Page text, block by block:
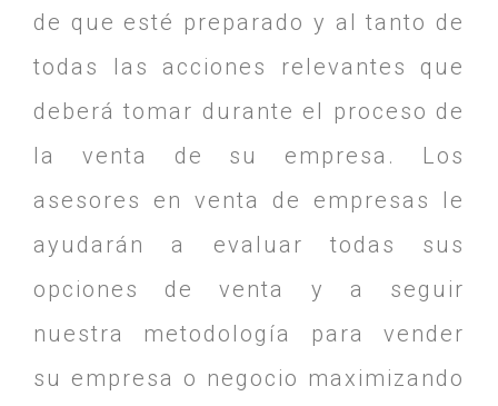
de que esté preparado y al tanto de
todas las acciones relevantes que
deberá tomar durante el proceso de
la venta de su empresa. Los
asesores en venta de empresas le
ayudarán a evaluar todas sus
opciones de venta y a seguir
nuestra metodología para vender
su empresa o negocio maximizando